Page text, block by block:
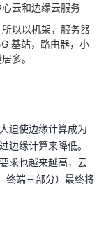
云和边缘云服务
以以机架，服务器
基站，路由器，小
多。
迫使边缘计算成为
边缘计算来降低。
求也越来越高，云
终端三部分）最终将